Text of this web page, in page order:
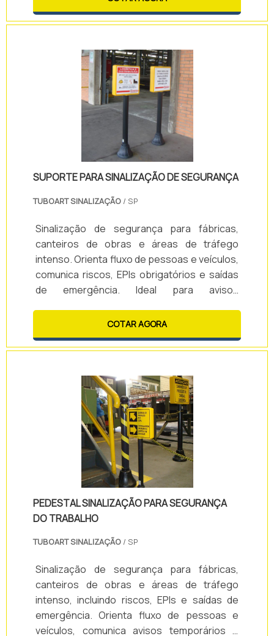
visualmente superior e com excelente
custo-benefício.
SUPORTE PARA SINALIZAÇÃO DE SEGURANÇA
TUBOART SINALIZAÇÃO / SP
Sinalização de segurança para fábricas,
canteiros de obras e áreas de tráfego
intenso. Orienta fluxo de pessoas e veículos,
comunica riscos, EPIs obrigatórios e saídas
de emergência. Ideal para avisos
comunicação rápida em ambientes
industriais e comerciais.
COTAR AGORA
PEDESTAL SINALIZAÇÃO PARA SEGURANÇA
DO TRABALHO
TUBOART SINALIZAÇÃO / SP
Sinalização de segurança para fábricas,
canteiros de obras e áreas de tráfego
intenso, incluindo riscos, EPIs e saídas de
emergência. Orienta fluxo de pessoas e
veículos, comunica avisos temporários e